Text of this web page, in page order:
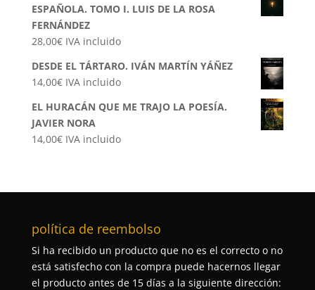
ESPAÑOLA. TOMO I. LUIS DE LA ROSA
FERNÁNDEZ
28,00€ IVA incluido
DESDE EL TÁRTARO. IVÁN MARTÍN YÁÑEZ
14,00€ IVA incluido
EL HURACÁN QUE ME TRAJO LA POESÍA.
JAVIER NORA
14,00€ IVA incluido
política de reembolso
Si ha recibido un producto que no es el correcto o no
está satisfecho con la compra puede hacernos llegar
el producto antes de 15 días a la siguiente dirección: